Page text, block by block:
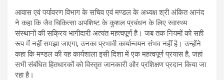
आवास एवं पर्यावरण विभाग के सचिव एवं मण्डल के अध्यक्ष श्री अंकित आनंद
ने कहा कि जैव चिकित्सा अपशिष्ट के कुशल प्रबंधन के लिए स्वास्थ्य
संस्थानों की सक्रिय भागीदारी अत्यंत महत्वपूर्ण है। जब तक नियमों को सही
रूप में नहीं समझा जाएगा, उनका प्रभावी कार्यान्वयन संभव नहीं है। उन्होंने
कहा कि मण्डल की यह कार्यशाला इसी दिशा में एक महत्वपूर्ण प्रयास है, जहां
सभी संबंधित हितधारकों को विस्तृत जानकारी और प्रशिक्षण प्रदान किया जा
रहा है।